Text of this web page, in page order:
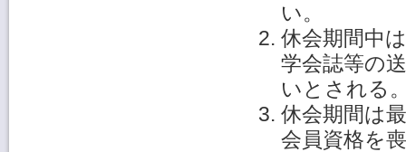
い。
休会期間中
学会誌等の
いとされる
休会期間は
会員資格を